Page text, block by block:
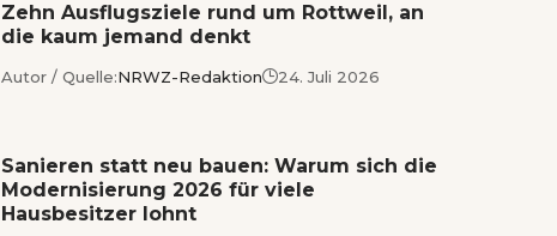
Zehn Ausflugsziele rund um Rottweil, an
die kaum jemand denkt
Autor / Quelle:NRWZ-Redaktion 24. Juli 2026
Sanieren statt neu bauen: Warum sich die
Modernisierung 2026 für viele
Hausbesitzer lohnt